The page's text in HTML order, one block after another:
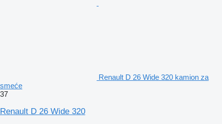
Renault D 26 Wide 320 kamion za
smeće
37
Renault D 26 Wide 320